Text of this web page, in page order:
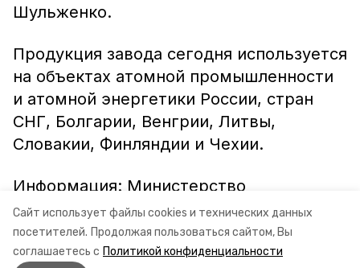
Сайт использует файлы cookies и технических данных
посетителей. Продолжая пользоваться сайтом, Вы
соглашаетесь с Политикой конфиденциальности
Шульженко.
Продукция завода сегодня используется
на объектах атомной промышленности
и атомной энергетики России, стран
СНГ, Болгарии, Венгрии, Литвы,
Словакии, Финляндии и Чехии.
Информация: Министерство
энергетики, промышленности и связи
Ставропольского края